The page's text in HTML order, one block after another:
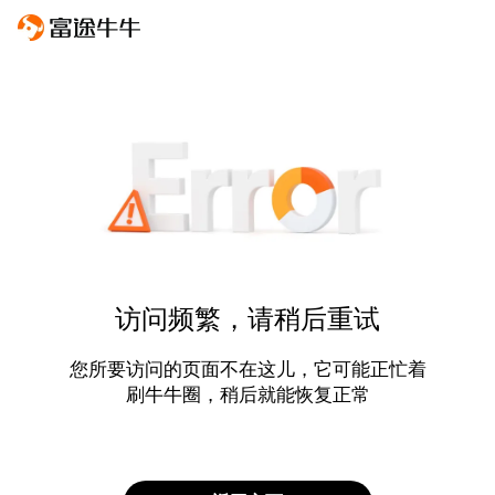
访问频繁，请稍后重试
您所要访问的页面不在这儿，它可能正忙着
刷牛牛圈，稍后就能恢复正常